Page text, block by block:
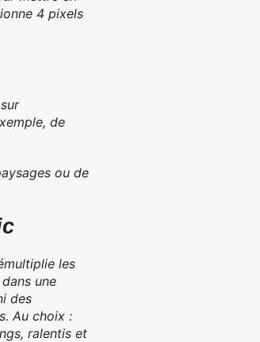
4 pixels
de
ou de
les
une
des
Au choix :
ralentis et